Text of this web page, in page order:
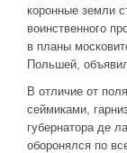
коронные земли
воинственного
в планы
Польшей,
В отличие от
сеймиками,
губернатора де
оборонялся по